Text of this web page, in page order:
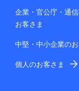
企業・官公庁・通
お客さま
中堅・中小企業の
個人のお客さま